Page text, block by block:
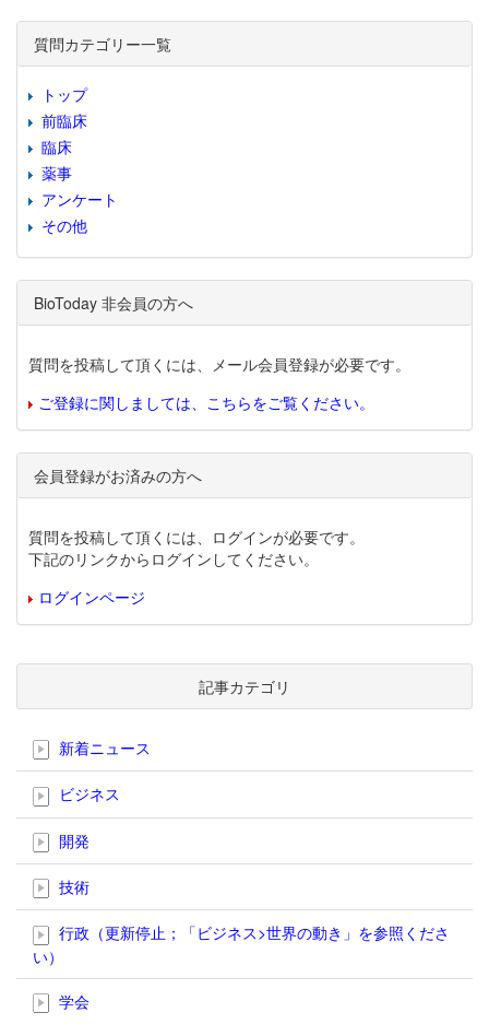
質問カテゴリー一覧
トップ
前臨床
臨床
薬事
アンケート
その他
BioToday 非会員の方へ
質問を投稿して頂くには、メール会員登録が必要です。
ご登録に関しましては、こちらをご覧ください。
会員登録がお済みの方へ
質問を投稿して頂くには、ログインが必要です。
下記のリンクからログインしてください。
ログインページ
記事カテゴリ
新着ニュース
ビジネス
開発
技術
行政（更新停止；「ビジネス>世界の動き」を参照くださ
い）
学会